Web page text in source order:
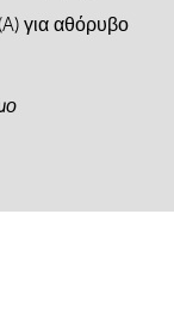
για αθόρυβο